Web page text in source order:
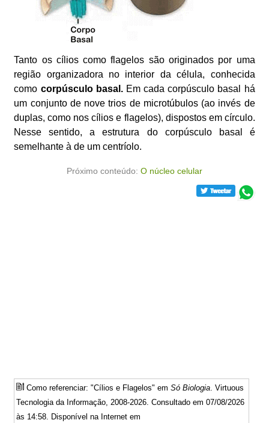
Tanto os cílios como flagelos são originados por uma
região organizadora no interior da célula, conhecida
como corpúsculo basal.Em cada corpúsculo basal há
um conjunto de nove trios de microtúbulos (ao invés de
duplas, como nos cílios e flagelos), dispostos em círculo.
Nesse sentido, a estrutura do corpúsculo basal é
semelhante à de um centríolo.
Próximo conteúdo: O núcleo celular
Como referenciar: "Cílios e Flagelos" emSó Biologia. Virtuous
Tecnologia da Informação, 2008-2026. Consultado em 07/08/2026
às 14:58. Disponível na Internet em